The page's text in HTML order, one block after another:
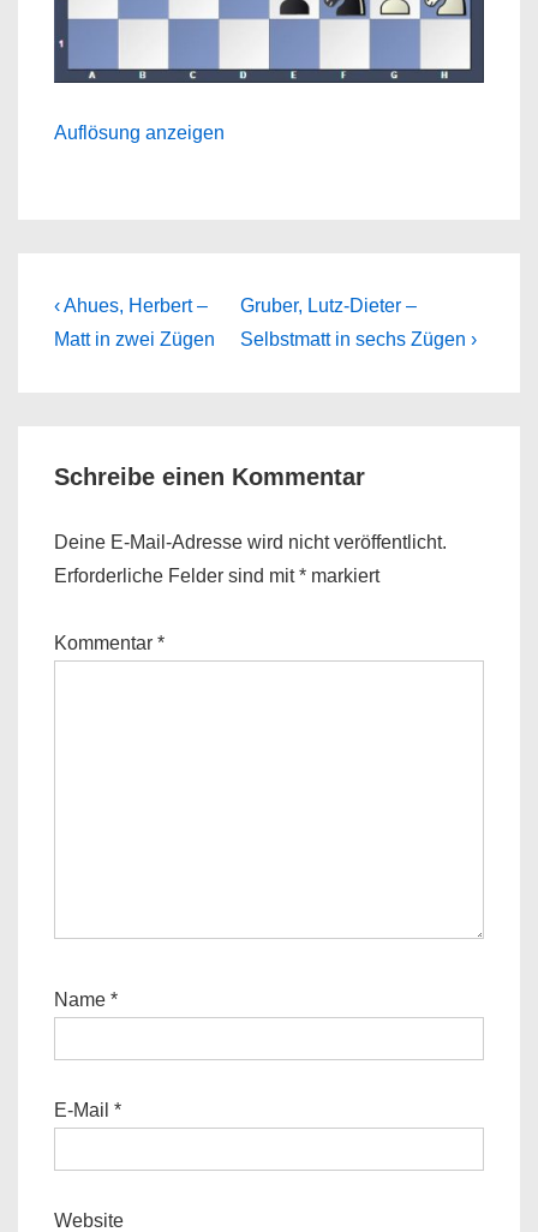
Auflösung anzeigen
Beitragsnavigation
Previous
Post
‹ Ahues, Herbert –
Matt in zwei Zügen
Next
Post
Gruber, Lutz-Dieter –
Selbstmatt in sechs Zügen ›
Schreibe einen Kommentar
Deine E-Mail-Adresse wird nicht veröffentlicht.
Erforderliche Felder sind mit* markiert
Kommentar *
Name *
E-Mail *
Website